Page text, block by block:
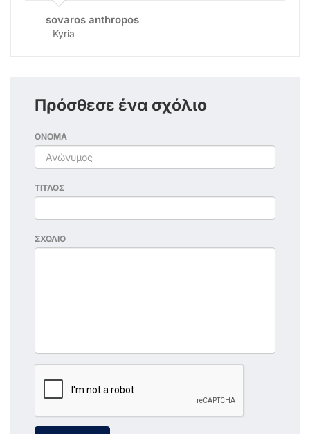
sovaros anthropos
Kyria
Πρόσθεσε ένα σχόλιο
ΟΝΟΜΑ
ΤΙΤΛΟΣ
ΣΧΟΛΙΟ